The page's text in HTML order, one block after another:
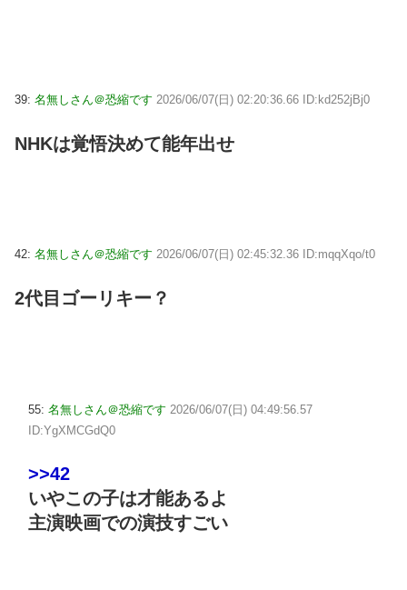
39: 名無しさん＠恐縮です 2026/06/07(日) 02:20:36.66 ID:kd252jBj0
NHKは覚悟決めて能年出せ
42: 名無しさん＠恐縮です 2026/06/07(日) 02:45:32.36 ID:mqqXqo/t0
2代目ゴーリキー？
55: 名無しさん＠恐縮です 2026/06/07(日) 04:49:56.57
ID:YgXMCGdQ0
>>42
いやこの子は才能あるよ
主演映画での演技すごい